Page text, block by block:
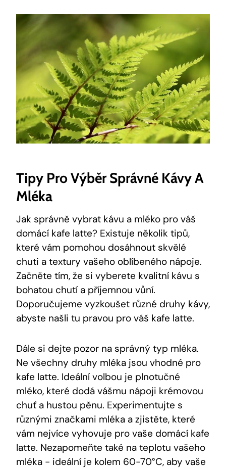
Tipy Pro⁣ Výběr Správné Kávy ‍a
Mléka
Jak správně vybrat kávu a‌ mléko pro váš
domácí kafe latte? Existuje několik tipů,⁢
které vám‌ pomohou dosáhnout skvělé
chuti a textury vašeho oblíbeného nápoje.
Začněte tím, že si vyberete kvalitní kávu ⁤s
bohatou chutí a ‌příjemnou vůní.
Doporučujeme vyzkoušet různé druhy‍ kávy,
abyste našli tu pravou pro váš kafe latte.
Dále si dejte pozor na správný typ mléka.
Ne ‌všechny druhy mléka‍ jsou vhodné pro
kafe latte. Ideální volbou je plnotučné
‌mléko, které dodá‌ vášmu nápoji krémovou
chuť a hustou pěnu. ​Experimentujte s
různými značkami mléka‍ a zjistěte, které
vám‍ nejvíce vyhovuje pro vaše domácí kafe
latte. Nezapomeňte také na⁤ teplotu vašeho
mléka -​ ideální je kolem 60-70°C, aby vaše